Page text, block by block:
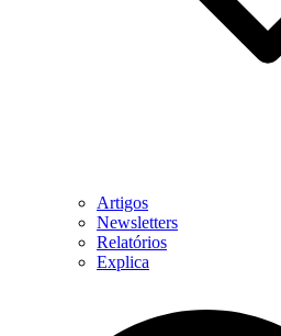
Artigos
Newsletters
Relatórios
Explica